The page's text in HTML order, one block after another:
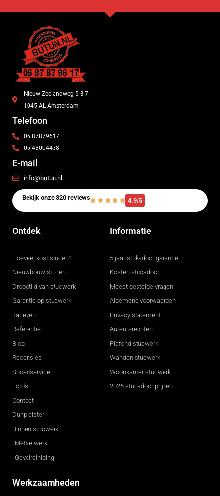
Nieuw-Zeelandweg 5 B 7
1045 AL Amsterdam
Telefoon
06 87879617
06 43004438
E-mail
info@butun.nl
Bekijk onze 320 reviews 4.9/5
Ontdek
Hoeveel kost stucen?
Nieuwbouw stucen
Droogtijd van stucwerk
Garantie op stucwerk
Tarieven
Referentie
Blog
Recensies
Spoedservice
Foto's
Contact
Dunpleister
Binnen stucwerk
Metselwerk
Gevelreiniging
Informatie
5 jaar stukadoor garantie
Kosten stucadoor
Meest gestelde vragen
Algemene voorwaarden
Privacy statement
Auteursrechten
Plafond stucwerk
Wanden stucwerk
Woonkamer stucwerk
2026 stucadoor prijzen
Werkzaamheden